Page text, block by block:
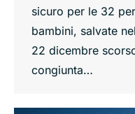
sicuro per le 32
bambini, salvate
22 dicembre
congiunta…